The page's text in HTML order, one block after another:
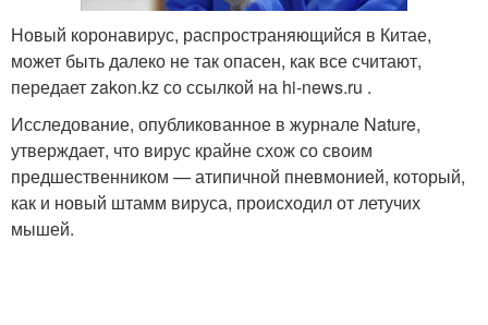
Новый коронавирус, распространяющийся в Китае,
может быть далеко не так опасен, как все считают,
передает zakon.kz со ссылкой на hi-news.ru .
Исследование, опубликованное в журнале Nature,
утверждает, что вирус крайне схож со своим
предшественником — атипичной пневмонией, который,
как и новый штамм вируса, происходил от летучих
мышей.